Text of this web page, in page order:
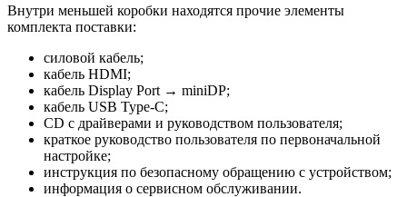
Внутри меньшей коробки находятся прочие элементы
комплекта поставки:
cиловой кабель;
кабель HDMI;
кабель Display Port → miniDP;
кабель USB Type-C;
CD с драйверами и руководством пользователя;
краткое руководство пользователя по первоначальной
настройке;
инструкция по безопасному обращению с устройством;
информация о сервисном обслуживании.